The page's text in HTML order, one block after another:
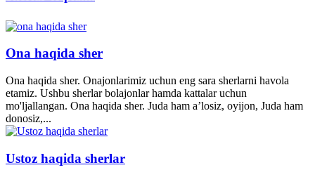
Ona haqida sher
Ona haqida sher. Onajonlarimiz uchun eng sara sherlarni havola
etamiz. Ushbu sherlar bolajonlar hamda kattalar uchun
mo'ljallangan. Ona haqida sher. Juda ham a’losiz, oyijon, Juda ham
donosiz,...
Ustoz haqida sherlar